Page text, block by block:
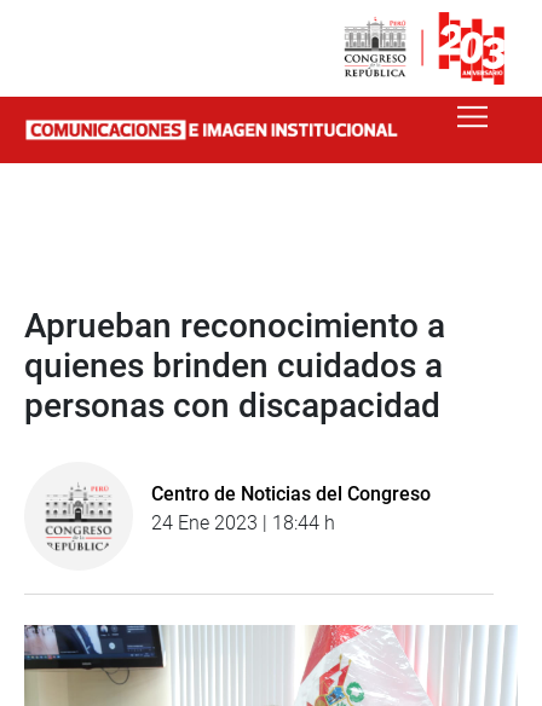
Aprueban reconocimiento a
quienes brinden cuidados a
personas con discapacidad
Centro de Noticias del Congreso
24 Ene 2023 | 18:44 h